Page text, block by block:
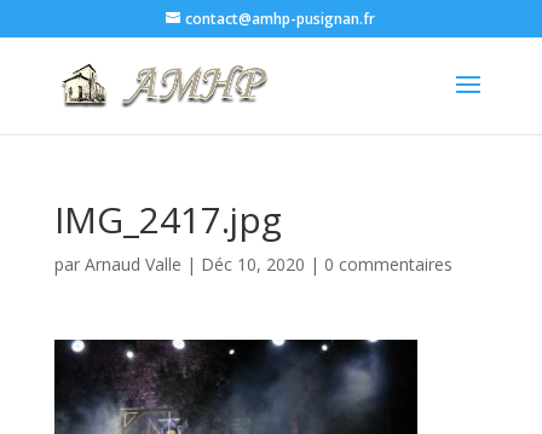
contact@amhp-pusignan.fr
IMG_2417.jpg
par Arnaud Valle | Déc 10, 2020 | 0 commentaires